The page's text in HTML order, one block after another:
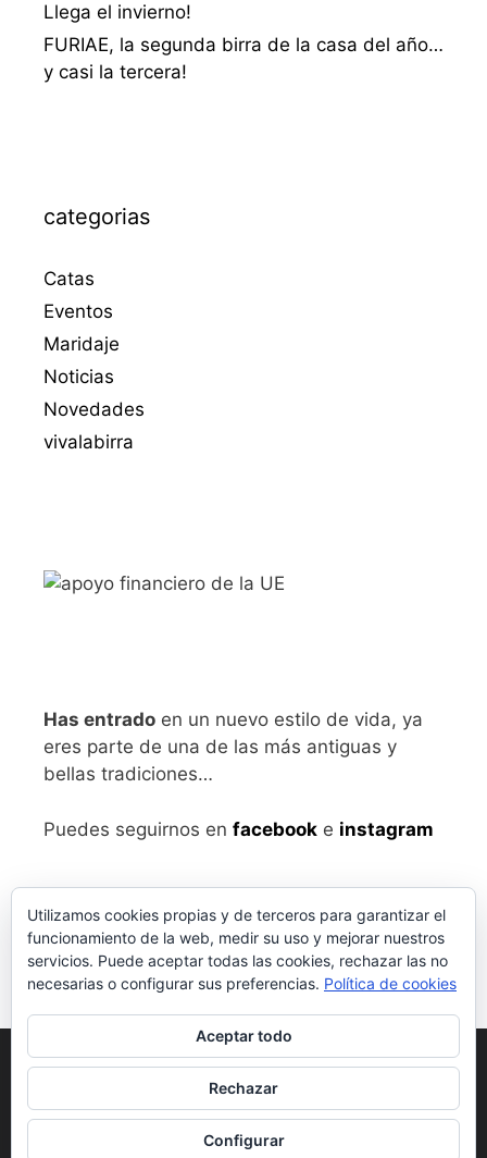
Llega el invierno!
FURIAE, la segunda birra de la casa del año…
y casi la tercera!
categorias
Catas
Eventos
Maridaje
Noticias
Novedades
vivalabirra
Has entrado en un nuevo estilo de vida, ya
eres parte de una de las más antiguas y
bellas tradiciones…
Puedes seguirnos en facebook e instagram
Aviso legaly Política de Privacidad
Condiciones generales de compra
Utilizamos cookies propias y de terceros para garantizar el
funcionamiento de la web, medir su uso y mejorar nuestros
servicios. Puede aceptar todas las cookies, rechazar las no
necesarias o configurar sus preferencias. Política de cookies
Aceptar todo
Rechazar
Configurar